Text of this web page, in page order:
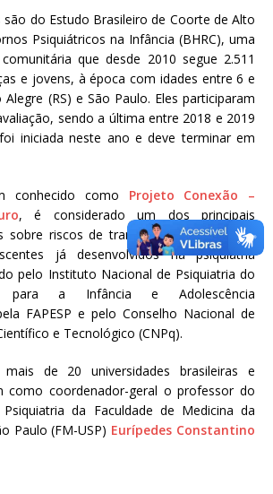
são do Estudo Brasileiro de Coorte de Alto
Psiquiátricos na Infância (BHRC), uma
que desde 2010 segue 2.511
e jovens, à época com idades entre 6 e
(RS) e São Paulo. Eles participaram
sendo a última entre 2018 e 2019
iniciada neste ano e deve terminar em
conhecido como Projeto Conexão –
, é considerado um dos principais
sobre riscos de transtornos mentais em
já desenvolvidos na psiquiatria
pelo Instituto Nacional de Psiquiatria do
para a Infância e Adolescência
FAPESP e pelo Conselho Nacional de
e Tecnológico (CNPq).
de 20 universidades brasileiras e
como coordenador-geral o professor do
da Faculdade de Medicina da
Paulo (FM-USP) Eurípedes Constantino